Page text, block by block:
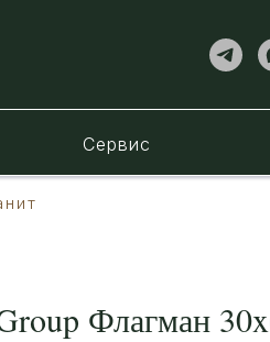
Сервис
Флагман